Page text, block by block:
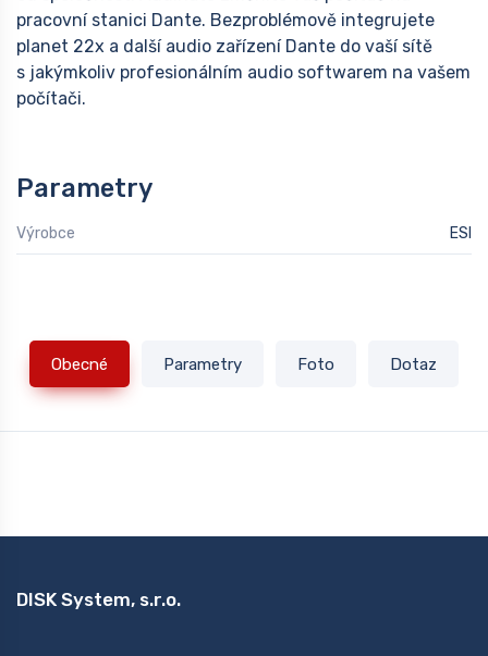
pracovní stanici Dante. Bezproblémově integrujete
planet 22x a další audio zařízení Dante do vaší sítě
s jakýmkoliv profesionálním audio softwarem na vašem
počítači.
Parametry
Výrobce ESI
Obecné Parametry Foto Dotaz
DISK System, s.r.o.